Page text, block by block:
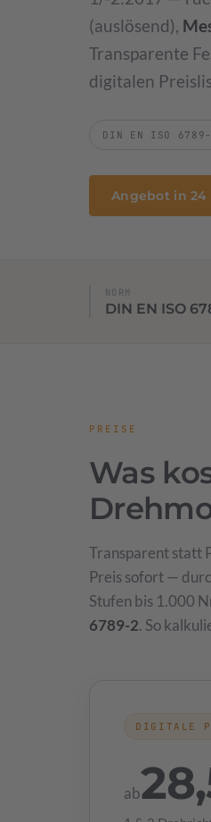
Preisliste 2026
(auslösend),
Transparente
digitalen
DIN EN ISO
Angebot in
NORM
DIN EN ISO
PREISE
Was
Transparent statt
Preis sofort —
Stufen bis 1.000
6789-2. So
DIGITALE
ab